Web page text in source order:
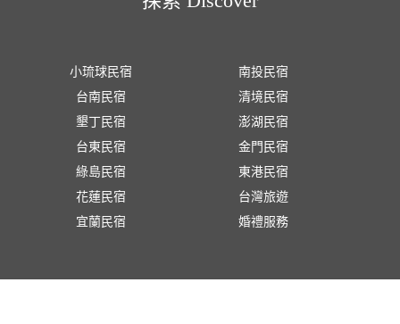
小琉球民宿
台南民宿
墾丁民宿
台東民宿
綠島民宿
花蓮民宿
宜蘭民宿
南投民宿
清境民宿
澎湖民宿
金門民宿
東港民宿
台灣旅遊
婚禮服務